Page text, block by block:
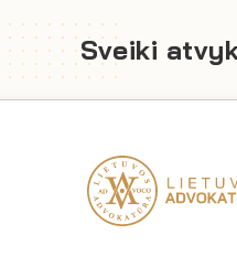
Sveiki